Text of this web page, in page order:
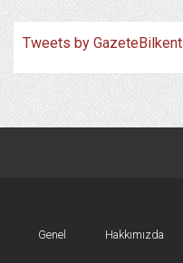
Tweets by GazeteBilkent
Genel Hakkımızda